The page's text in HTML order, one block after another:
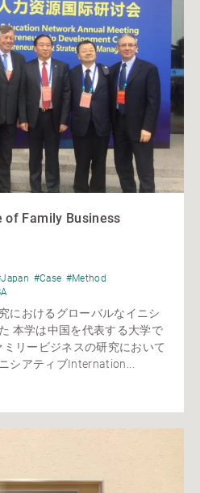
of Family Business
#Case #Method
におけるグローバルなイニシ
本学は中国を代表する大学で
リービジネスの研究において
シアティブInternation...